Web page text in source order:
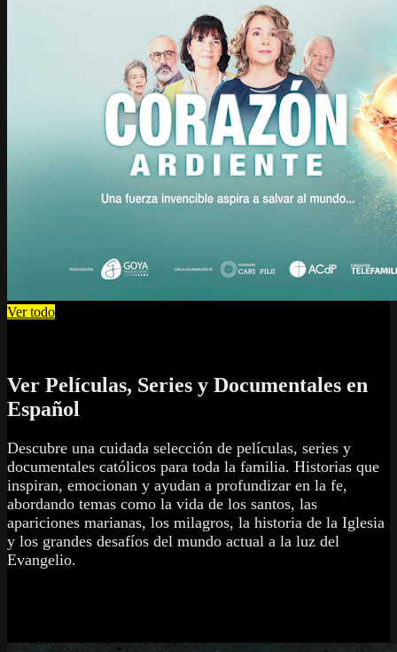
Ver todo
Ver Películas, Series y Documentales en
Español
Descubre una cuidada selección de películas, series y
documentales católicos para toda la familia. Historias que
inspiran, emocionan y ayudan a profundizar en la fe,
abordando temas como la vida de los santos, las
apariciones marianas, los milagros, la historia de la Iglesia
y los grandes desafíos del mundo actual a la luz del
Evangelio.